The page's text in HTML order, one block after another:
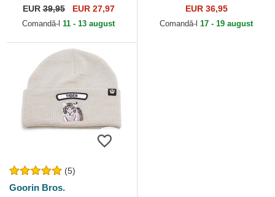
Farm Lady Balls The Farm
Goorin Bros.
EUR39,95 EUR 27,97
Comandă-l 11 - 13 august
Dodgers MLB de New Era
EUR 36,95
Comandă-l 17 - 19 august
(5)
Goorin Bros.